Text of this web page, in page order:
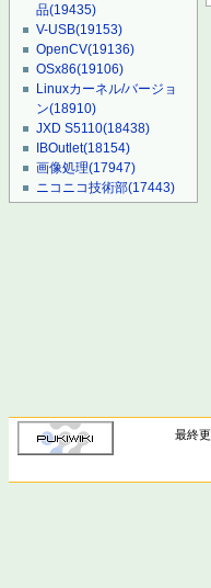
品(19435)
V-USB(19153)
OpenCV(19136)
OSx86(19106)
Linuxカーネル/バージョ
ン(18910)
JXD S5110(18438)
IBOutlet(18154)
画像処理(17947)
ニコニコ技術部(17443)
最終